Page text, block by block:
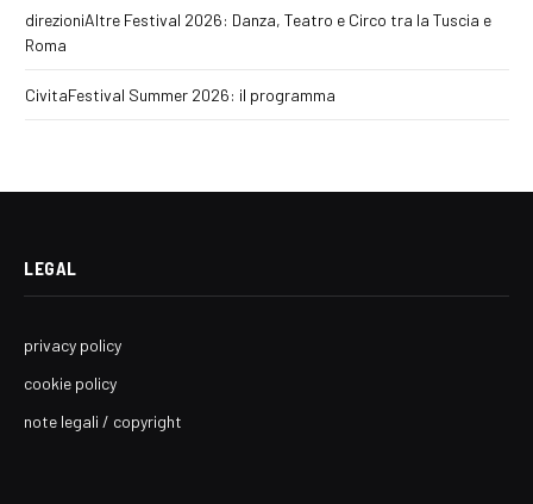
direzioniAltre Festival 2026: Danza, Teatro e Circo tra la Tuscia e
Roma
CivitaFestival Summer 2026: il programma
LEGAL
privacy policy
cookie policy
note legali / copyright